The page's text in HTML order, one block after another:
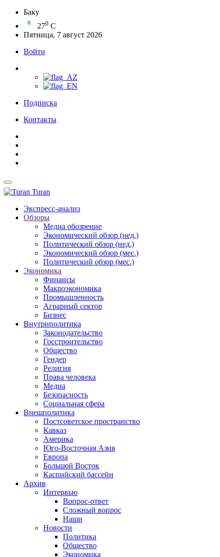
Баку
270 C
Пятница, 7 август 2026
Войти
Подписка
Контакты
Turan
Экспресс-анализ
Обзоры
Медиа обозрение
Экономический обзор (нед.)
Политический обзор (нед.)
Экономический обзор (мес.)
Политический обзор (мес.)
Экономика
Финансы
Макроэкономика
Промышленность
Аграрный сектор
Бизнес
Внутриполитика
Законодательство
Госстроительство
Общество
Гендер
Религия
Права человека
Медиа
Безопасность
Социальная сфера
Внешполитика
Постсоветское пространство
Кавказ
Америка
Юго-Восточная Азия
Европа
Большой Восток
Каспийский бассейн
Архив
Интервью
Вопрос-ответ
Сложный вопрос
Наши
Новости
Политика
Общество
Экономика